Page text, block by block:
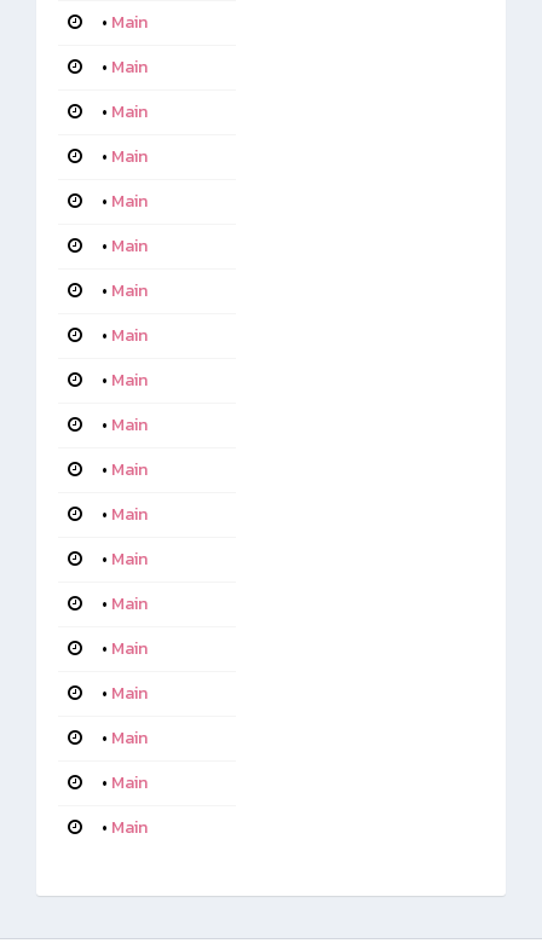
• Main
• Main
• Main
• Main
• Main
• Main
• Main
• Main
• Main
• Main
• Main
• Main
• Main
• Main
• Main
• Main
• Main
• Main
• Main